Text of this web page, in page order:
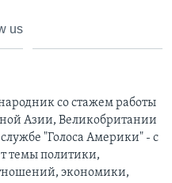
us
cо стажем работы
Азии, Великобритании
"Голоса Америки" - с
темы политики,
экономики,